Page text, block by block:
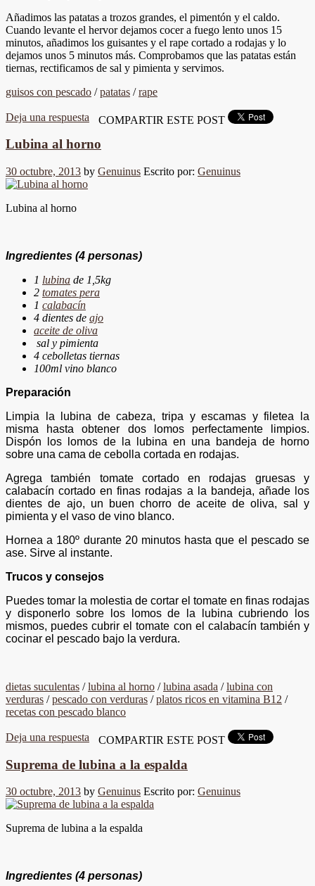
Añadimos las patatas a trozos grandes, el pimentón y el caldo.
Cuando levante el hervor dejamos cocer a fuego lento unos 15
minutos, añadimos los guisantes y el rape cortado a rodajas y lo
dejamos unos 5 minutos más. Comprobamos que las patatas están
tiernas, rectificamos de sal y pimienta y servimos.
guisos con pescado /patatas /rape
Deja una respuesta COMPARTIR ESTE POST
Lubina al horno
30 octubre, 2013 by Genuinus Escrito por: Genuinus
Lubina al horno
Ingredientes (4 personas)
1 lubina de 1,5kg
2 tomates pera
1 calabacín
4 dientes de ajo
aceite de oliva
sal y pimienta
4 cebolletas tiernas
100ml vino blanco
Preparación
Limpia la lubina de cabeza, tripa y escamas y filetea la
misma hasta obtener dos lomos perfectamente limpios.
Dispón los lomos de la lubina en una bandeja de horno
sobre una cama de cebolla cortada en rodajas.
Agrega también tomate cortado en rodajas gruesas y
calabacín cortado en finas rodajas a la bandeja, añade los
dientes de ajo, un buen chorro de aceite de oliva, sal y
pimienta y el vaso de vino blanco.
Hornea a 180º durante 20 minutos hasta que el pescado se
ase. Sirve al instante.
Trucos y consejos
Puedes tomar la molestia de cortar el tomate en finas rodajas
y disponerlo sobre los lomos de la lubina cubriendo los
mismos, puedes cubrir el tomate con el calabacín también y
cocinar el pescado bajo la verdura.
dietas suculentas /lubina al horno /lubina asada /lubina con
verduras /pescado con verduras /platos ricos en vitamina B12 /
recetas con pescado blanco
Deja una respuesta COMPARTIR ESTE POST
Suprema de lubina a la espalda
30 octubre, 2013 by Genuinus Escrito por: Genuinus
Suprema de lubina a la espalda
Ingredientes (4 personas)